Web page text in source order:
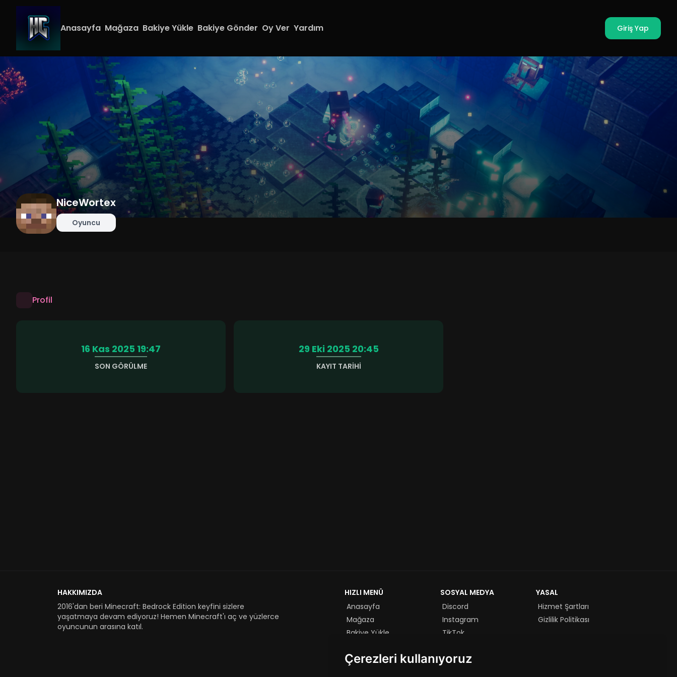
Çerezleri kullanıyoruz
Anasayfa Mağaza Bakiye Yükle Bakiye Gönder Oy Ver Yardım Giriş Yap
NiceWortex
Oyuncu
Profil
16 Kas 2025 19:47
SON GÖRÜLME
29 Eki 2025 20:45
KAYIT TARIHI
HAKKIMIZDA
2016'dan beri Minecraft: Bedrock Edition keyfini sizlere
yaşatmaya devam ediyoruz! Hemen Minecraft'ı aç ve yüzlerce
oyuncunun arasına katıl.
HIZLI MENÜ
Anasayfa
Mağaza
Bakiye Yükle
Yardım
SOSYAL MEDYA
Discord
Instagram
TikTok
YASAL
Hizmet Şartları
Gizlilik Politikası